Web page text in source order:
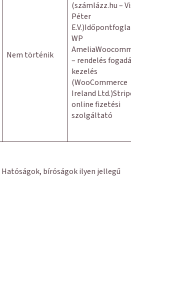
Nem történik
(számlázz.hu – Viszt
Péter
E.V.)Időpontfoglalás:
WP
AmeliaWoocommerce
– rendelés fogadás,
kezelés
(WooCommerce
Ireland Ltd.)Stripe –
online fizetési
szolgáltató
bíróságok ilyen jellegű